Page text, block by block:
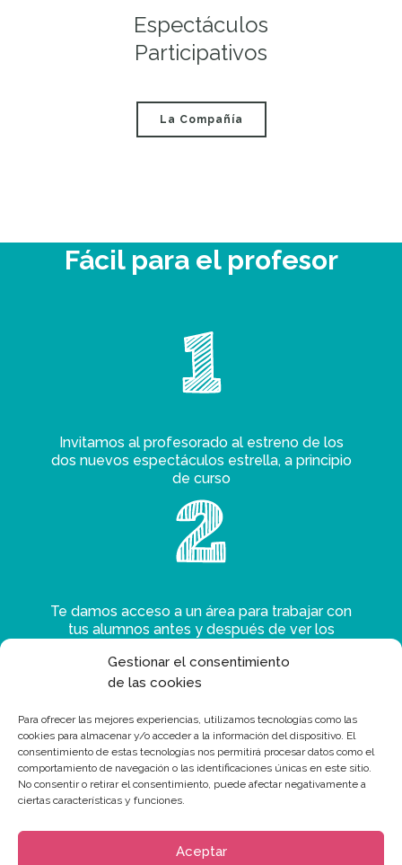
Gestionar el consentimiento
de las cookies
Para ofrecer las mejores experiencias, utilizamos tecnologías como las
cookies para almacenar y/o acceder a la información del dispositivo. El
consentimiento de estas tecnologías nos permitirá procesar datos como el
comportamiento de navegación o las identificaciones únicas en este sitio.
No consentir o retirar el consentimiento, puede afectar negativamente a
ciertas características y funciones.
Aceptar
Espectáculos
Participativos
La Compañía
Fácil para el profesor
Invitamos al profesorado al estreno de los
dos nuevos espectáculos estrella, a principio
de curso
Te damos acceso a un área para trabajar con
tus alumnos antes y después de ver los
Montamos el tinglao en tu colegio, localidad o
en un teatro para grupos de alumnos de varios